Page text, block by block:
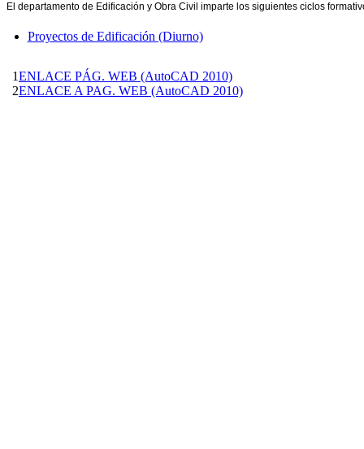
El departamento de Edificación y Obra Civil imparte los siguientes ciclos
Proyectos de Edificación (Diurno)
1ENLACE PÁG. WEB (AutoCAD 2010)
2ENLACE A PAG. WEB (AutoCAD 2010)